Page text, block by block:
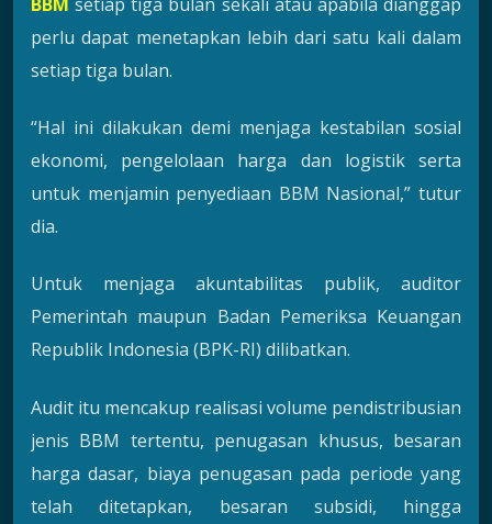
perlu dapat menetapkan lebih dari satu kali dalam
setiap tiga bulan.
“Hal ini dilakukan demi menjaga kestabilan sosial
ekonomi, pengelolaan harga dan logistik serta
untuk menjamin penyediaan BBM Nasional,” tutur
dia.
Untuk menjaga akuntabilitas publik, auditor
Pemerintah maupun Badan Pemeriksa Keuangan
Republik Indonesia (BPK-RI) dilibatkan.
Audit itu mencakup realisasi volume pendistribusian
jenis BBM tertentu, penugasan khusus, besaran
harga dasar, biaya penugasan pada periode yang
telah ditetapkan, besaran subsidi, hingga